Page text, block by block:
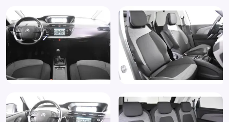
Lichtmetalen velgen
Metaalkleur
Mistlampen voor
Mistlampen voor adaptief
MP3 aansluiting
Niet in gerookt
Passagiersstoel in hoogte verstelbaar